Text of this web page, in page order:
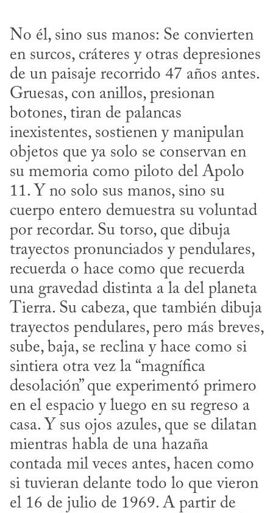
No él, sino sus manos: Se convierten
en surcos, cráteres y otras depresiones
de un paisaje recorrido 47 años antes.
Gruesas, con anillos, presionan
botones, tiran de palancas
inexistentes, sostienen y manipulan
objetos que ya solo se conservan en
su memoria como piloto del Apolo
11. Y no solo sus manos, sino su
cuerpo entero demuestra su voluntad
por recordar. Su torso, que dibuja
trayectos pronunciados y pendulares,
recuerda o hace como que recuerda
una gravedad distinta a la del planeta
Tierra. Su cabeza, que también dibuja
trayectos pendulares, pero más breves,
sube, baja, se reclina y hace como si
sintiera otra vez la “magnífica
desolación” que experimentó primero
en el espacio y luego en su regreso a
casa. Y sus ojos azules, que se dilatan
mientras habla de una hazaña
contada mil veces antes, hacen como
si tuvieran delante todo lo que vieron
el 16 de julio de 1969. A partir de